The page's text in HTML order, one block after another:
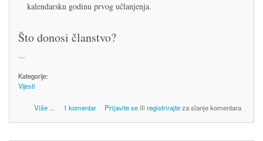
kalendarsku godinu prvog učlanjenja.
Što donosi članstvo?
...
Kategorije:
Vijesti
Više
o Obnova članstva i uplata članarine za 2026. godinu
... 1 komentar Prijavite seiliregistrirajteza slanje komentara